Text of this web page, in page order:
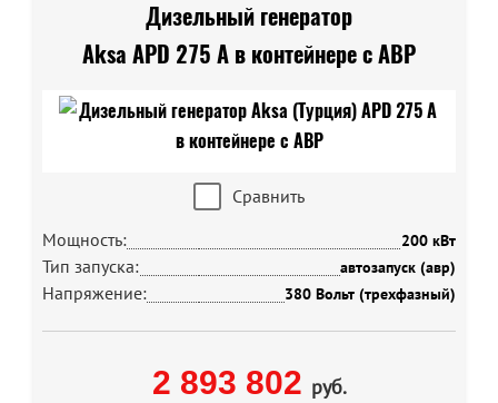
Дизельный генератор
Aksa APD 275 A в контейнере с АВР
Сравнить
Мощность:
200 кВт
Тип запуска: автозапуск (авр)
Напряжение: 380 Вольт (трехфазный)
2 893 802 руб.